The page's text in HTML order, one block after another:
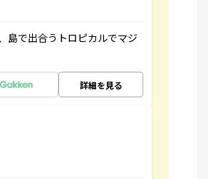
島で出合うトロピカルでマジ
詳細を見る